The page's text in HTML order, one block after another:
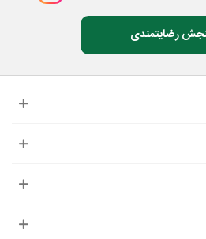
رضایتمندی